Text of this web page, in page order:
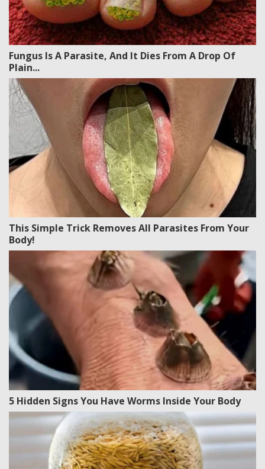
Fungus Is A Parasite, And It Dies From A Drop Of
Plain...
This Simple Trick Removes All Parasites From Your
Body!
5 Hidden Signs You Have Worms Inside Your Body